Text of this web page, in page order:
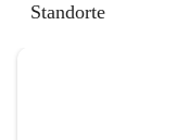
Standorte